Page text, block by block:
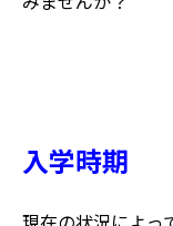
入学時期